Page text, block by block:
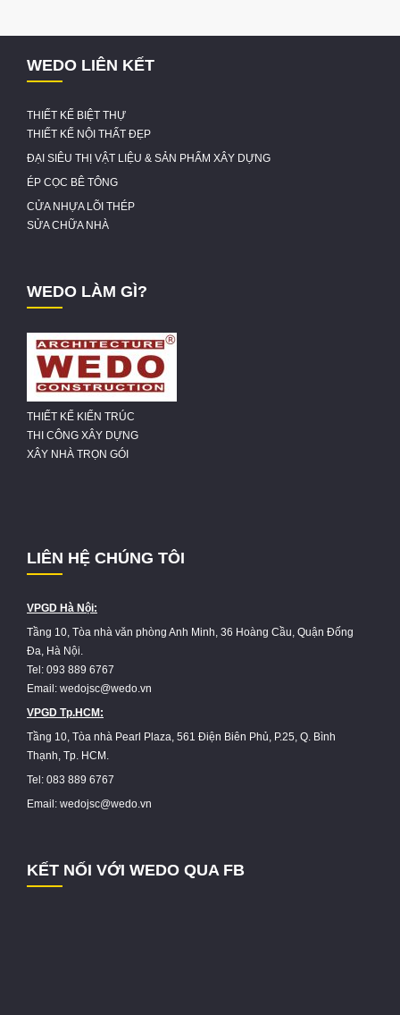
WEDO LIÊN KẾT
THIẾT KẾ BIỆT THỰ
THIẾT KẾ NỘI THẤT ĐẸP
ĐẠI SIÊU THỊ VẬT LIỆU & SẢN PHẨM XÂY DỰNG
ÉP CỌC BÊ TÔNG
CỬA NHỰA LÕI THÉP
SỬA CHỮA NHÀ
WEDO LÀM GÌ?
THIẾT KẾ KIẾN TRÚC
THI CÔNG XÂY DỰNG
XÂY NHÀ TRỌN GÓI
LIÊN HỆ CHÚNG TÔI
VPGD Hà Nội:
Tầng 10, Tòa nhà văn phòng Anh Minh, 36 Hoàng Cầu, Quận Đống
Đa, Hà Nội.
Tel: 093 889 6767
Email: wedojsc@wedo.vn
VPGD Tp.HCM:
Tầng 10, Tòa nhà Pearl Plaza, 561 Điện Biên Phủ, P.25, Q. Bình
Thạnh, Tp. HCM.
Tel: 083 889 6767
Email: wedojsc@wedo.vn
KẾT NỐI VỚI WEDO QUA FB